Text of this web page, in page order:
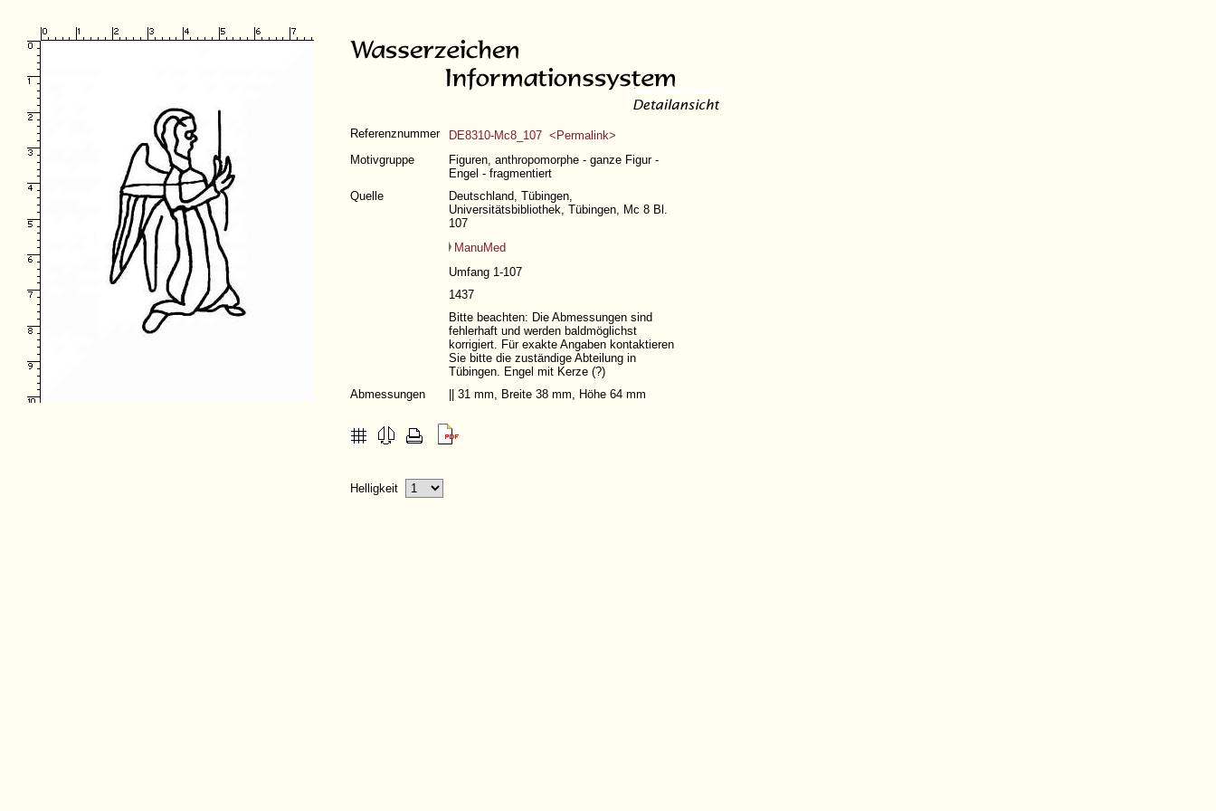
Referenznummer
DE8310-Mc8_107 <Permalink>
Motivgruppe
Figuren, anthropomorphe - ganze Figur -
Engel - fragmentiert
Quelle
Deutschland, Tübingen,
Universitätsbibliothek, Tübingen, Mc 8 Bl.
107
ManuMed
Umfang 1-107
1437
Bitte beachten: Die Abmessungen sind
fehlerhaft und werden baldmöglichst
korrigiert. Für exakte Angaben kontaktieren
Sie bitte die zuständige Abteilung in
Tübingen. Engel mit Kerze (?)
Abmessungen
|| 31 mm, Breite 38 mm, Höhe 64 mm
Helligkeit